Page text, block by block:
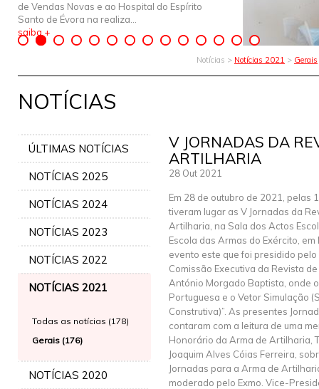
de Vendas Novas e ao Hospital do Espírito
Santo de Évora na realiza...
saiba +
Notícias > Notícias 2021 > Gerais
NOTÍCIAS
ÚLTIMAS NOTÍCIAS
NOTÍCIAS 2025
NOTÍCIAS 2024
NOTÍCIAS 2023
NOTÍCIAS 2022
NOTÍCIAS 2021
Todas as notícias (178)
Gerais (176)
NOTÍCIAS 2020
V JORNADAS DA
ARTILHARIA
28 Out 2021
Em 28 de outubro de 2021, pelas
tiveram lugar as V Jornadas da
Artilharia, na Sala dos Actos
Escola das Armas do Exército, em
evento este que foi presidido
Comissão Executiva da Revista
António Morgado Baptista, onde
Portuguesa e o Vetor Simulação
Construtiva)”. As presentes
contaram com a leitura de uma
Honorário da Arma de Artilharia,
Joaquim Alves Cóias Ferreira,
Jornadas para a Arma de
moderado pelo Exmo. Vice-